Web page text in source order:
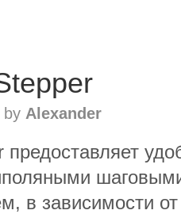
by Alexander
предоставляет
в зависимости